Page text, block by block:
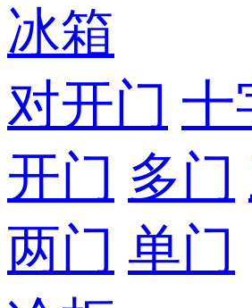
冰箱
对开门 十
开门 多门
两门 单门